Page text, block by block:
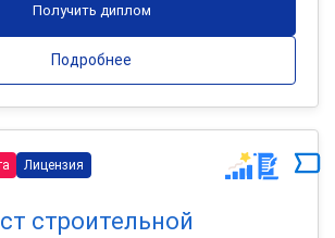
Получить диплом
Подробнее
Лицензия
строительной